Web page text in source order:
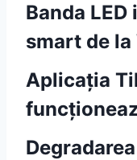
Banda
smart de
Aplicația